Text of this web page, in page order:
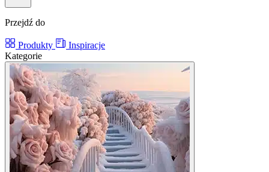
Przejdź do
Produkty
Inspiracje
Kategorie